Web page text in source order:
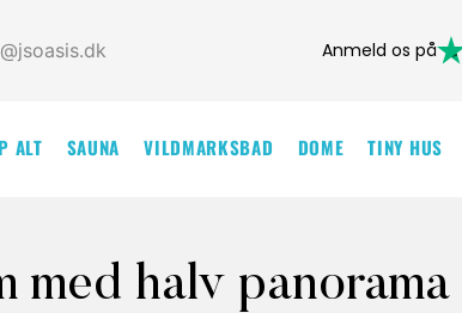
Anmeld os på
ALT SAUNA VILDMARKSBAD DOME TINY HUS
med halv